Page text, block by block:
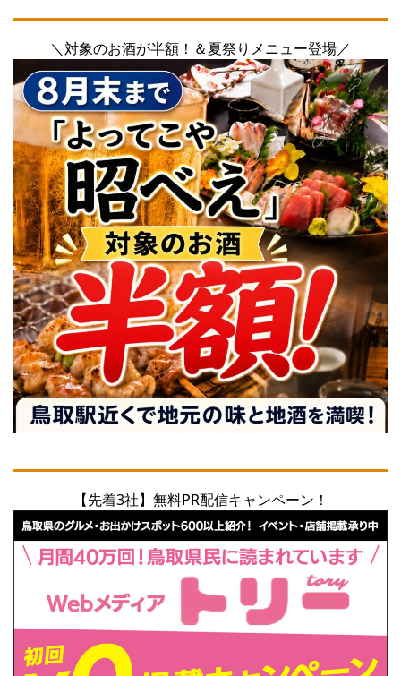
＼対象のお酒が半額！＆夏祭りメニュー登場／
【先着3社】無料PR配信キャンペーン！